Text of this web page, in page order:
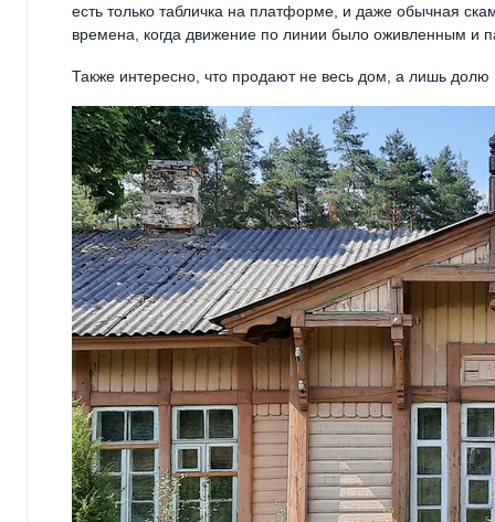
есть только табличка на платформе, и даже обычная
времена, когда движение по линии было оживленным и
Также интересно, что продают не весь дом, а лишь